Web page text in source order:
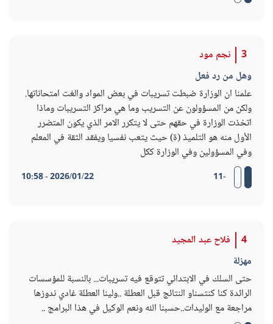
3
نجم مود
وهل من رد فعل
علمنا ان الوزارة ضبطت تسريبات في بعض المواد والغت امتحاناتها.
ولكن من المسؤولون عن التسريب وما هي مراكز التسريبات وماذا
اتخذت الوزارة في حقهم حتى لا يتكرر الامر الذي يكون المتضرر
الأول منه هو التلميذ (ة) حيث يتعب نفسيا ويفقد الثقة في المعلم
وفي المسؤولين وفي الوزارة ككل
-11
2026/01/22 - 10:58
4
فلاح عبد المجيد
مهزلة
حتى السلك في الابتدائي تتوقع فيه تسريبات... بالنسبة للمؤسسات
الرائدة كنا كنتسناو النتائج قبل العطلة ..ولينا العطلة غادي ندوزها
مراجعة مع الوليدات..حسبنا الله ونعم الوكيل في هذا البرامج ..